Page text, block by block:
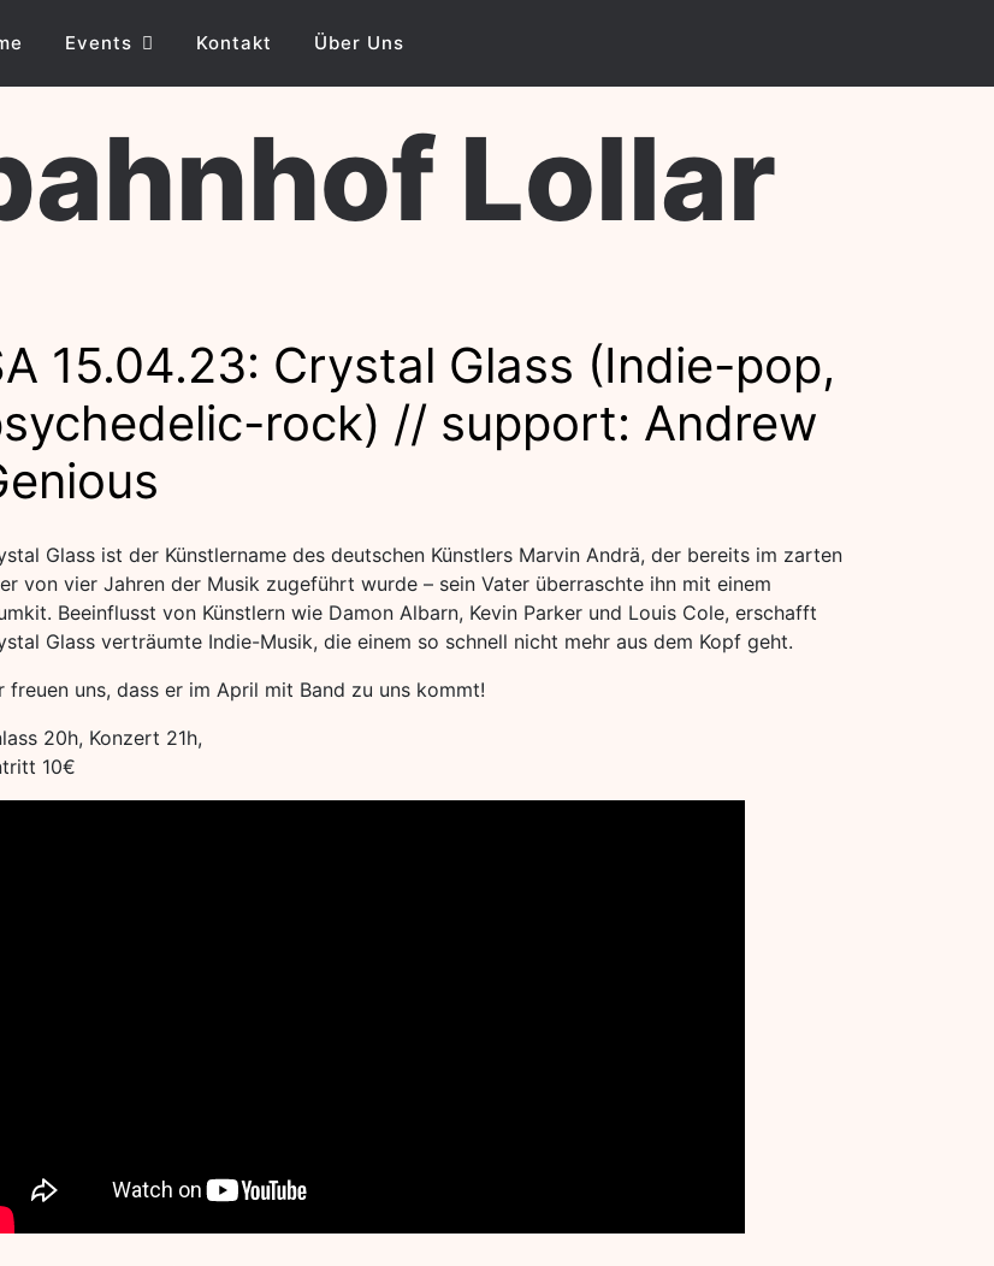
Events Kontakt Über Uns
Lollar
15.04.23: Crystal Glass (Indie-pop,
rock) // support: Andrew
Glass ist der Künstlername des deutschen Künstlers Marvin Andrä, der bereits im zarten
von vier Jahren der Musik zugeführt wurde – sein Vater überraschte ihn mit einem
Beeinflusst von Künstlern wie Damon Albarn, Kevin Parker und Louis Cole, erschafft
Glass verträumte Indie-Musik, die einem so schnell nicht mehr aus dem Kopf geht.
freuen uns, dass er im April mit Band zu uns kommt!
20h, Konzert 21h,
10€